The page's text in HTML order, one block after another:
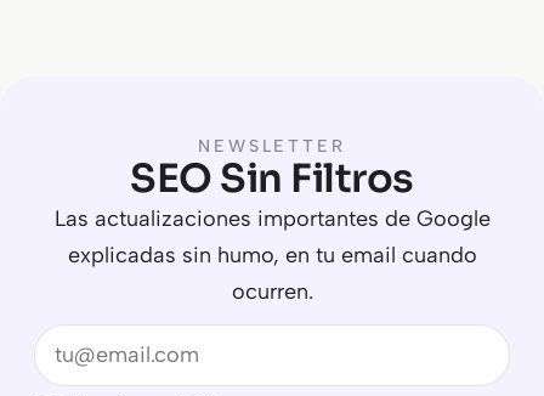
NEWSLETTER
SEO Sin Filtros
Las actualizaciones importantes de Google
explicadas sin humo, en tu email cuando
ocurren.
Email